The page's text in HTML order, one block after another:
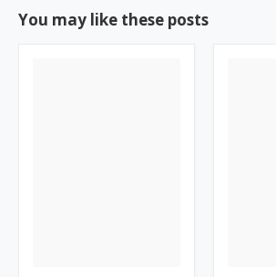
You may like these posts